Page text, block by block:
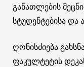
განათლების
სტუდენტებისა და
ღონისძიება
ფაკულტეტის